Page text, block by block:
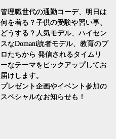
管理職世代の通勤コーデ、明日は
何を着る？子供の受験や習い事、
どうする？人気モデル、ハイセン
スなDomani読者モデル、教育のプ
ロたちから 発信されるタイムリ
ーなテーマをピックアップしてお
届けします。
プレゼント企画やイベント参加の
スペシャルなお知らせも！